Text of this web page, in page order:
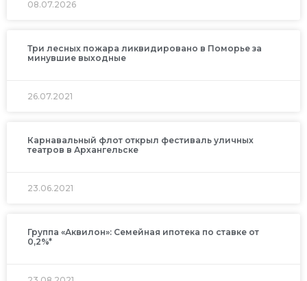
08.07.2026
Три лесных пожара ликвидировано в Поморье за
минувшие выходные
26.07.2021
Карнавальный флот открыл фестиваль уличных
театров в Архангельске
23.06.2021
Группа «Аквилон»: Семейная ипотека по ставке от
0,2%*